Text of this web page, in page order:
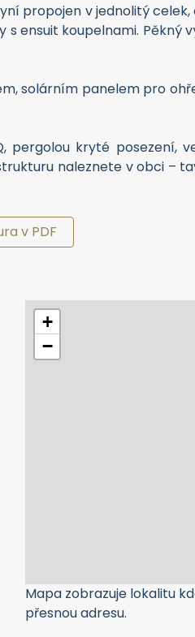
propojen v jednolitý
ensuit koupelnami. Pěkný
solárním panelem pro
kryté posezení,
naleznete v obci –
v PDF
+
−
Mapa zobrazuje lokalitu
přesnou adresu.